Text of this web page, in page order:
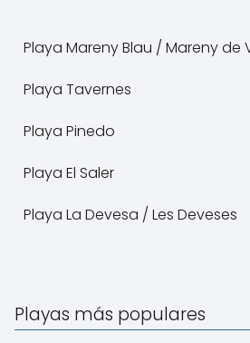
Playa Mareny Blau / Mareny de
Playa Tavernes
Playa Pinedo
Playa El Saler
Playa La Devesa / Les Deveses
Playas más populares